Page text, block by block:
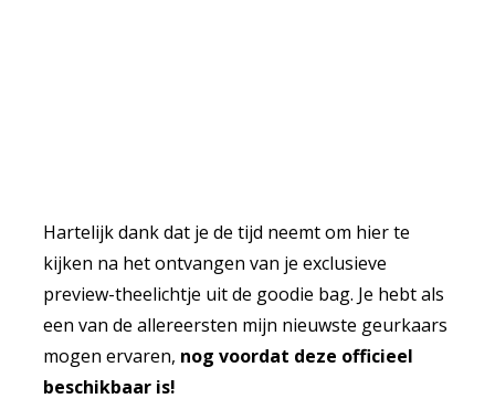
Hartelijk dank dat je de tijd neemt om hier te
kijken na het ontvangen van je exclusieve
preview-theelichtje uit de goodie bag. Je hebt als
een van de allereersten mijn nieuwste geurkaars
mogen ervaren, nog voordat deze officieel
beschikbaar is!